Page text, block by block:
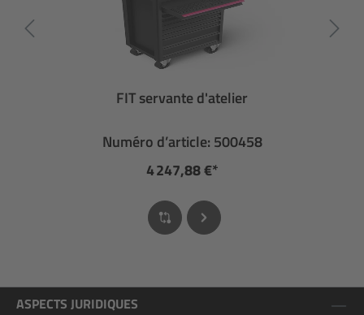
FIT servante d'atelier
Numéro d’article: 500458
4 247,88 €*
ASPECTS JURIDIQUES